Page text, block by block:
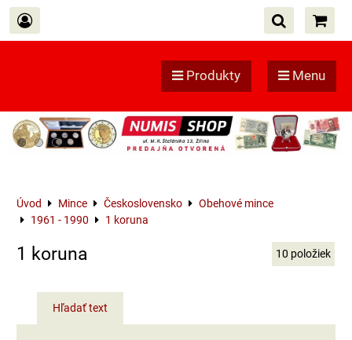
Produkty Menu
Úvod Mince Československo
Obehové mince
1961 - 1990
1 koruna
1 koruna 10 položiek
Hľadať text